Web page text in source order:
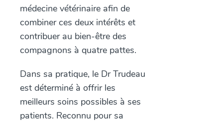
médecine vétérinaire afin de
combiner ces deux intérêts et
contribuer au bien-être des
compagnons à quatre pattes.
Dans sa pratique, le Dr Trudeau
est déterminé à offrir les
meilleurs soins possibles à ses
patients. Reconnu pour sa